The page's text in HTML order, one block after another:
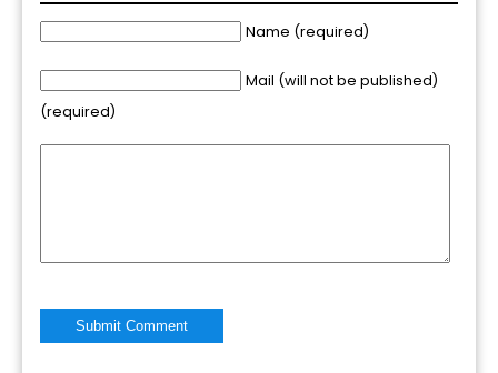
Name (required)
Mail (will not be published)
(required)